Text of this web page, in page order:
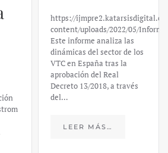
https://
content/uploads/2022/05/
Este informe analiza las
dinámicas del sector de los
VTC en España tras la
aprobación del Real
Decreto 13/2018, a través
del…
LEER MÁS…